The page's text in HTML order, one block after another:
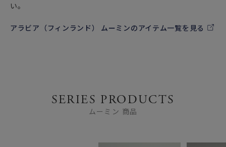
い。
アラビア（フィンランド） ムーミンのアイテム一覧を見る
SERIES PRODUCTS
ムーミン 商品